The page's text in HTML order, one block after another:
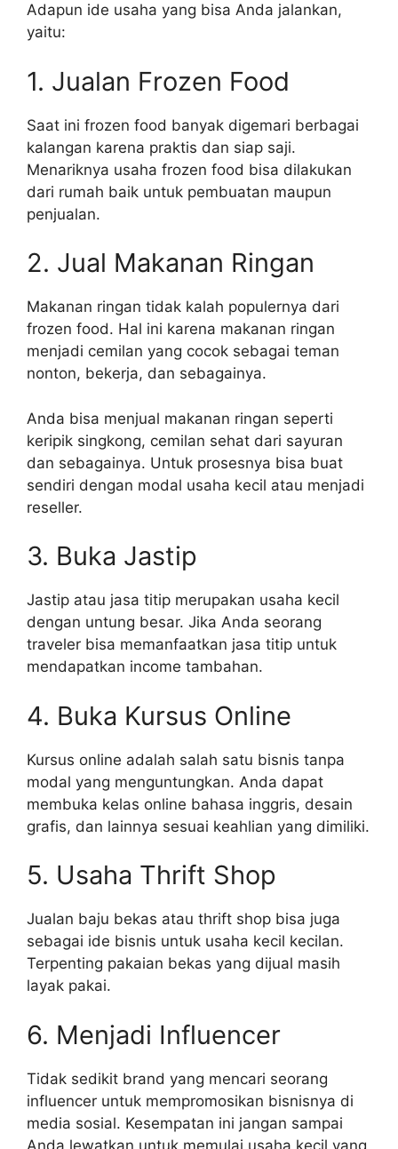
Adapun ide usaha yang bisa Anda jalankan,
yaitu:
1. Jualan Frozen Food
Saat ini frozen food banyak digemari berbagai
kalangan karena praktis dan siap saji.
Menariknya usaha frozen food bisa dilakukan
dari rumah baik untuk pembuatan maupun
penjualan.
2. Jual Makanan Ringan
Makanan ringan tidak kalah populernya dari
frozen food. Hal ini karena makanan ringan
menjadi cemilan yang cocok sebagai teman
nonton, bekerja, dan sebagainya.
Anda bisa menjual makanan ringan seperti
keripik singkong, cemilan sehat dari sayuran
dan sebagainya. Untuk prosesnya bisa buat
sendiri dengan modal usaha kecil atau menjadi
reseller.
3. Buka Jastip
Jastip atau jasa titip merupakan usaha kecil
dengan untung besar. Jika Anda seorang
traveler bisa memanfaatkan jasa titip untuk
mendapatkan income tambahan.
4. Buka Kursus Online
Kursus online adalah salah satu bisnis tanpa
modal yang menguntungkan. Anda dapat
membuka kelas online bahasa inggris, desain
grafis, dan lainnya sesuai keahlian yang dimiliki.
5. Usaha Thrift Shop
Jualan baju bekas atau thrift shop bisa juga
sebagai ide bisnis untuk usaha kecil kecilan.
Terpenting pakaian bekas yang dijual masih
layak pakai.
6. Menjadi Influencer
Tidak sedikit brand yang mencari seorang
influencer untuk mempromosikan bisnisnya di
media sosial. Kesempatan ini jangan sampai
Anda lewatkan untuk memulai usaha kecil yang